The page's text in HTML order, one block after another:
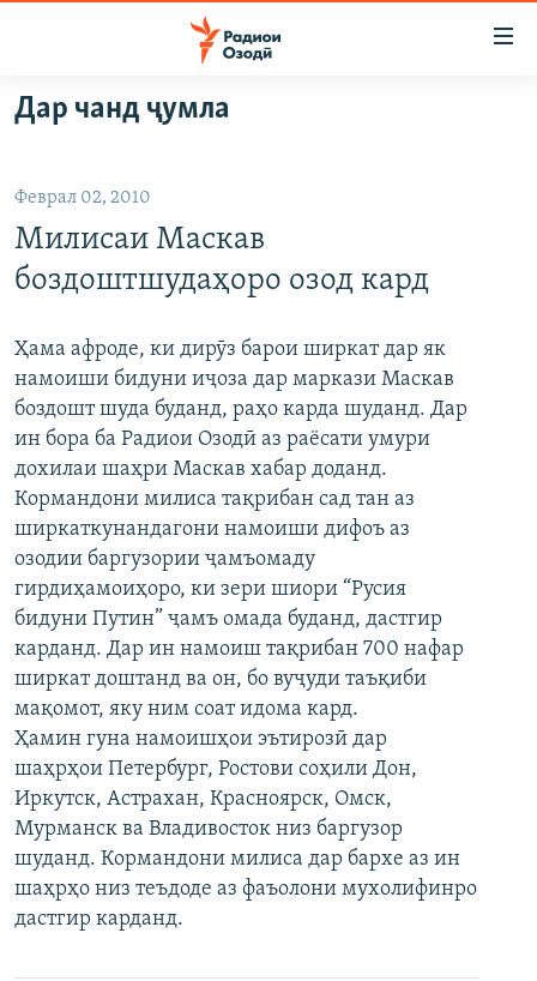
Ҷаҳиш
ба
аслӣ
Ҷаҳиш
ба
феҳристи
Ҷаҳиш
ҷустор
ГӮШАҲО
ҚАЗИЯИ "КРОКУС"
ОСИЁИ МАРКАЗӢ
ФАРҲАНГ
МЕҲМОНИ ОЗОДӢ
ВАРЗИШ
РӮЗГОРИ МУҲОҶИР
САЛОМ, ХОҲАР
ТАҲҚИҚОТ
ҶАНГ ДАР УКРАИНА
НАЗАРИ МАРДУМ
БЛОГИСТОН
ОЗОДӢ ОНЛАЙН
ЧАНДРАСОНАӢ
ВИДЕО
НИГОРИСТОН
ГУЗОРИШҲОИ РАДИОӢ
РӮЙХАТҲО
КИТОБҲОИ ОЗОДӢ
Русский
ПАЙГИРӢ КУНЕД
Ҳамаи сомонаҳои RFE/RL
Дар чанд ҷумла
Феврал 02, 2010
Милисаи Маскав
боздоштшудаҳоро озод кард
Ҳама афроде, ки дирӯз барои ширкат дар як
намоиши бидуни иҷоза дар маркази Маскав
боздошт шуда буданд, раҳо карда шуданд. Дар
ин бора ба Радиои Озодӣ аз раёсати умури
дохилаи шаҳри Маскав хабар доданд.
Кормандони милиса тақрибан сад тан аз
ширкаткунандагони намоиши дифоъ аз
озодии баргузории ҷамъомаду
гирдиҳамоиҳоро, ки зери шиори “Русия
бидуни Путин” ҷамъ омада буданд, дастгир
карданд. Дар ин намоиш тақрибан 700 нафар
ширкат доштанд ва он, бо вуҷуди таъқиби
мақомот, яку ним соат идома кард.
Ҳамин гуна намоишҳои эътирозӣ дар
шаҳрҳои Петербург, Ростови соҳили Дон,
Иркутск, Астрахан, Красноярск, Омск,
Мурманск ва Владивосток низ баргузор
шуданд. Кормандони милиса дар бархе аз ин
шаҳрҳо низ теъдоде аз фаъолони мухолифинро
дастгир карданд.